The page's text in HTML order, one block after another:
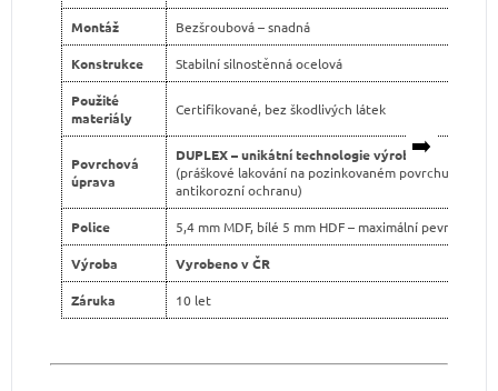
➡️
Montáž Bezšroubová – snadná
Konstrukce Stabilní silnostěnná ocelová
Použité
materiály
Certifikované, bez škodlivých látek
Povrchová
úprava
DUPLEX – unikátní technologie výroby
(práškové lakování na pozinkovaném povrchu pro
antikorozní ochranu)
Police 5,4 mm MDF, bílé 5 mm HDF – maximální pevnost
Výroba Vyrobeno v ČR
Záruka 10 let